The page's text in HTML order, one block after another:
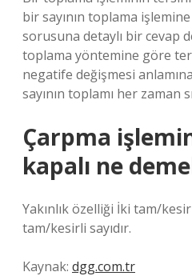
bir sayının toplama
sorusuna detaylı bir cevap
toplama yöntemine göre
negatife değişmesi
sayının toplamı her zaman
Çarpma
kapalı ne
Yakınlık özelliği İki tam/
tam/kesirli sayıdır.
Kaynak: dgg.com.tr